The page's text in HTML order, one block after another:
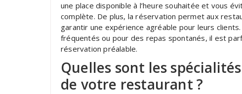
une place disponible à l’heure souhaitée et vous
complète. De plus, la réservation permet aux
garantir une expérience agréable pour leurs
fréquentés ou pour des repas spontanés, il est
réservation préalable.
Quelles sont les
de votre restaurant ?